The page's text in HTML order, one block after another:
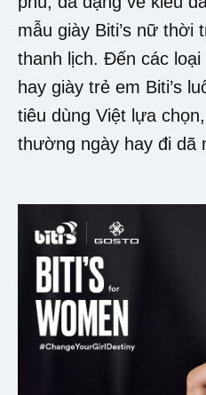
mẫu giày Biti’s nữ thời
thanh lịch. Đến các loại
hay giày trẻ em Biti’s
tiêu dùng Việt lựa
thường ngày hay đi dã